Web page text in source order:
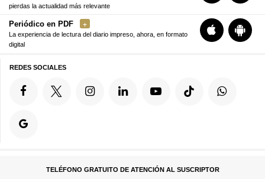
pierdas la actualidad más relevante
Periódico en PDF
La experiencia de lectura del diario impreso, ahora, en formato
digital
REDES SOCIALES
TELÉFONO GRATUITO DE ATENCIÓN AL SUSCRIPTOR